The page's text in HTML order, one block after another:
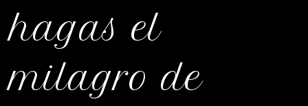
hagas el
milagro de